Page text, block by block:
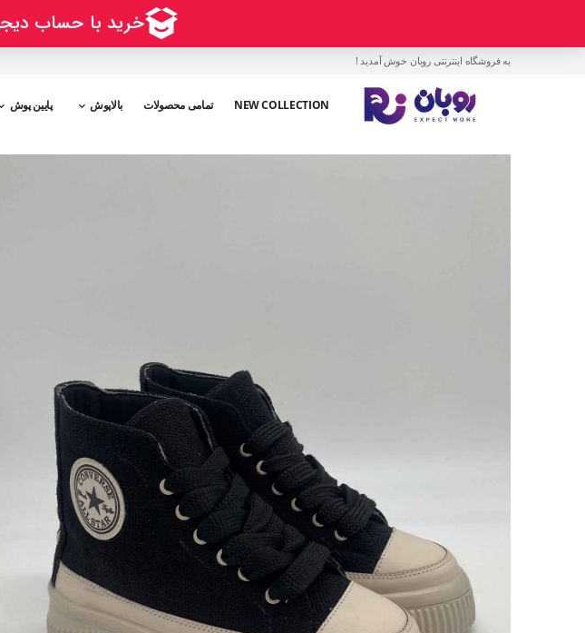
به فروشگاه اینترنتی روبان خوش آمدید !
NEW COLLECTION تمامی محصولات بالاپوش پایین پوش